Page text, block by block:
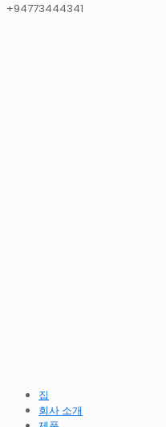
+94773444341
집
회사 소개